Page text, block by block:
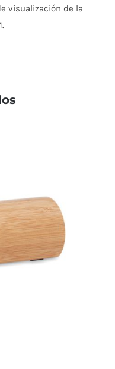
visualización de la